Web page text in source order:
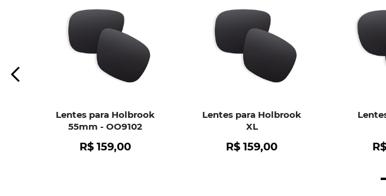
Lentes para Holbrook
55mm - OO9102
R$ 159,00
Lentes para Holbrook
XL
R$ 159,00 R$